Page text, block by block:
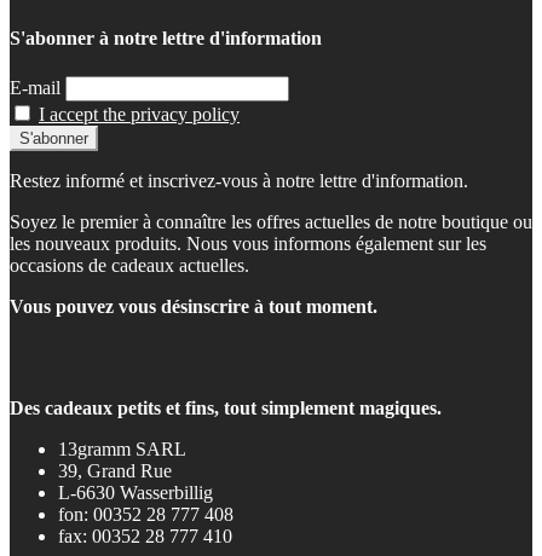
S'abonner à notre lettre d'information
E-mail
I accept the privacy policy
Restez informé et inscrivez-vous à notre lettre d'information.
Soyez le premier à connaître les offres actuelles de notre boutique ou
les nouveaux produits. Nous vous informons également sur les
occasions de cadeaux actuelles.
Vous pouvez vous désinscrire à tout moment.
Des cadeaux petits et fins, tout simplement magiques.
13gramm SARL
39, Grand Rue
L-6630 Wasserbillig
fon: 00352 28 777 408
fax: 00352 28 777 410